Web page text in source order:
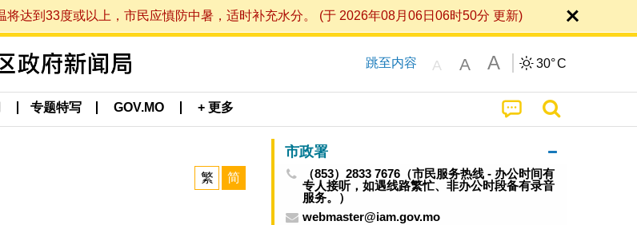
达到33度或以上，市民应慎防中暑，适时补充水分。 (于 2026年08月06日06时50分 更新)
跳至内容 A A A 30°C
专题特写 GOV.MO + 更多
繁 简
市政署
（853）2833 7676（市民服务热线 - 办公时间有
专人接听，如遇线路繁忙、非办公时段备有录音
服务。）
webmaster@iam.gov.mo